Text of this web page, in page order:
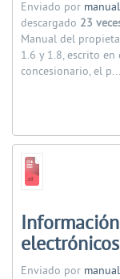
Enviado por
descargado 23
Manual del
1.6 y 1.8, escrito
concesionario, el p...
Enviado por